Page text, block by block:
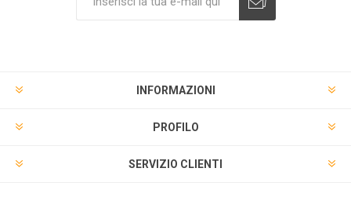
INFORMAZIONI
PROFILO
SERVIZIO CLIENTI